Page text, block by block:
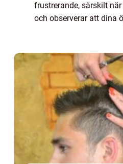
frustrerande, särskilt
och observerar att dina